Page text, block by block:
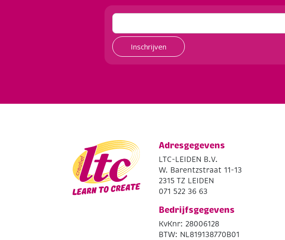
Inschrijven
Adresgegevens
LTC-LEIDEN B.V.
W. Barentzstraat 11-13
2315 TZ LEIDEN
071 522 36 63
Bedrijfsgegevens
KvKnr: 28006128
BTW: NL819138770B01